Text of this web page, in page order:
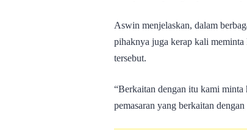
Aswin menjelaskan, dalam
pihaknya juga kerap kali meminta
tersebut.
“Berkaitan dengan itu kami minta
pemasaran yang berkaitan